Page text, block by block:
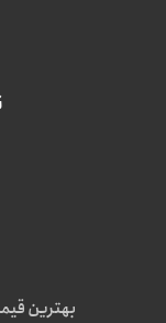
بهترین قیمت